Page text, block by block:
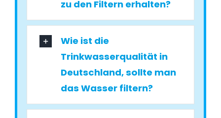
zu den Filtern erhalten?
Wie ist die
Trinkwasserqualität in
Deutschland, sollte man
das Wasser filtern?